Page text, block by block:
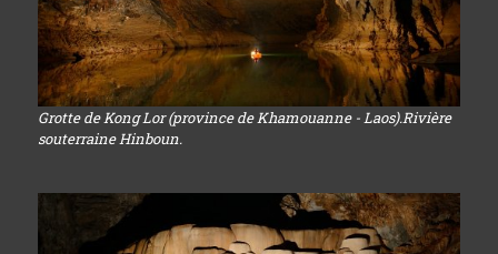
Grotte de Kong Lor (province de Khamouanne - Laos).Rivière
souterraine Hinboun.